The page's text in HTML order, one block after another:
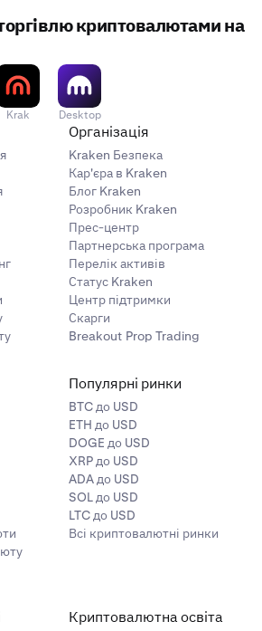
=+10 % зміна ціни
100 доларів США
криптовалютами на
Krak Desktop
Організація
Kraken Безпека
Кар'єра в Kraken
Блог Kraken
Розробник Kraken
Прес-центр
Партнерська програма
Перелік активів
Статус Kraken
Центр підтримки
Скарги
Breakout Prop Trading
Популярні ринки
BTC до USD
ETH до USD
DOGE до USD
XRP до USD
ADA до USD
SOL до USD
LTC до USD
Всі криптовалютні ринки
Криптовалютна освіта